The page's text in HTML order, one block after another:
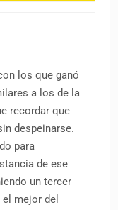
los que ganó
a los de la
recordar que
despeinarse.
para
de ese
un tercer
mejor del